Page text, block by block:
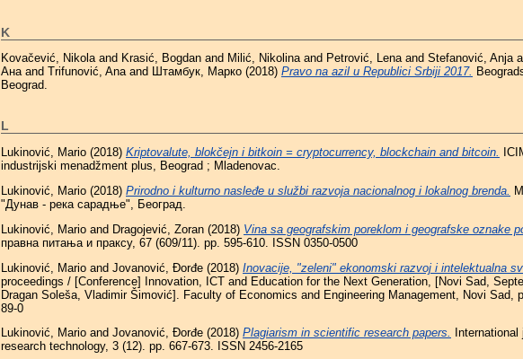
K
Kovačević, Nikolaand Krasić, Bogdan and Milić, Nikolinaand Petrović, Lenaand Stefanović, Anja
Анаand Trifunović, Anaand Штамбук, Марко (2018) Pravo na azil u Republici Srbiji 2017.
Beograd.
L
Lukinović, Mario (2018) Kriptovalute, blokčejn i bitkoin = cryptocurrency, blockchain and bitcoin.
industrijski menadžment plus, Beograd ; Mladenovac.
Lukinović, Mario (2018) Prirodno i kulturno nasleđe u službi razvoja nacionalnog i lokalnog brenda.
"Дунав - река сарадње", Београд.
Lukinović, Mario and Dragojević, Zoran (2018) Vina sa geografskim poreklom i geografske oznake
правна питања и праксу, 67 (609/11). pp. 595-610. ISSN 0350-0500
Lukinović, Mario and Jovanović, Đorđe (2018) Inovacije, "zeleni" ekonomski razvoj i intelektualna
proceedings / [Conference] Innovation, ICT and Education for the Next Generation, [Novi Sad,
Dragan Soleša, Vladimir Šimović]. Faculty of Economics and Engineering Management, Novi Sad,
89-0
Lukinović, Mario and Jovanović, Đorđe (2018) Plagiarism in scientific research papers.
research technology, 3 (12). pp. 667-673. ISSN 2456-2165